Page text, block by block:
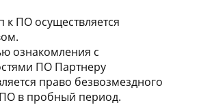
к ПО осуществляется
ознакомления с
ПО Партнеру
право безвозмездного
ПО в пробный период.